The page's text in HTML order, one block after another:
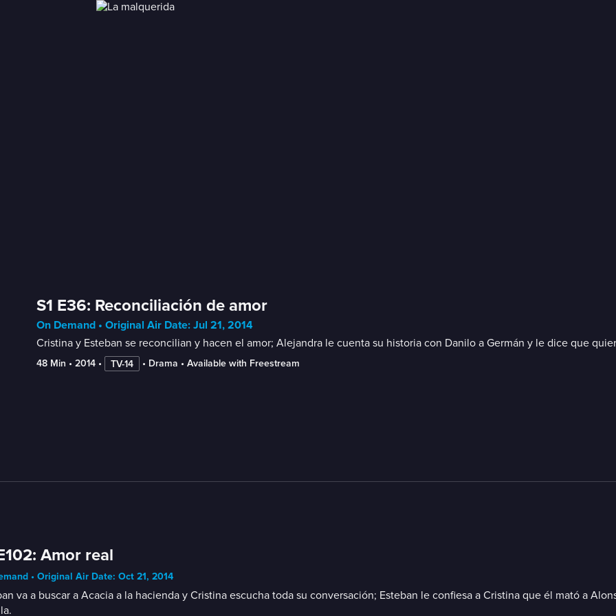
S1 E36: Reconciliación de amor
On Demand • Original Air Date: Jul 21, 2014
Cristina y Esteban se reconcilian y hacen el amor; Alejandra le cuenta su historia con Danilo a Germán y le dice que
48 Min • 2014 • TV-14 • Drama • Available with Freestream
Amor real
• Original Air Date: Oct 21, 2014
va a buscar a Acacia a la hacienda y Cristina escucha toda su conversación; Esteban le confiesa a Cristina que él mató a